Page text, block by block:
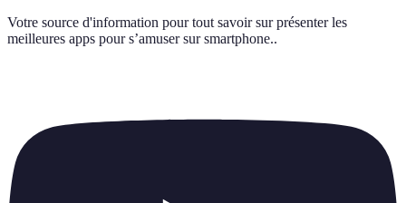
Votre source d'information pour tout savoir sur présenter les
meilleures apps pour s’amuser sur smartphone..